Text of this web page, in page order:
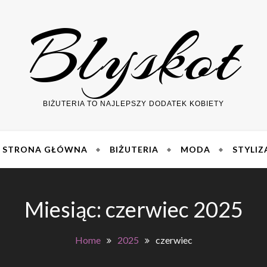
Blyskot
BIŻUTERIA TO NAJLEPSZY DODATEK KOBIETY
STRONA GŁÓWNA BIŻUTERIA MODA
Miesiąc: czerwiec 2025
Home 2025 czerwiec